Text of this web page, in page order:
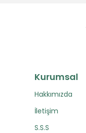
Kurumsal
Hakkımızda
İletişim
S.S.S